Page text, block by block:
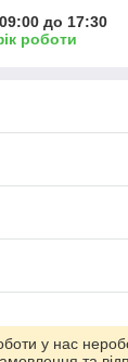
до 17:30
роботи
у нас